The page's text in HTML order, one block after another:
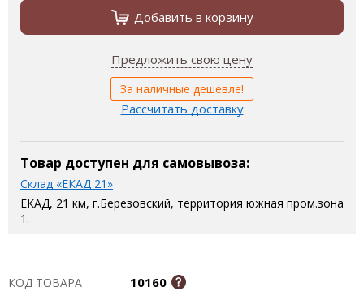
Добавить в корзину
Предложить свою цену
За наличные дешевле!
Рассчитать доставку
Товар доступен для самовывоза:
Склад «ЕКАД 21»
ЕКАД, 21 км, г.Березовский, территория южная пром.зона
1.
КОД ТОВАРА 10160